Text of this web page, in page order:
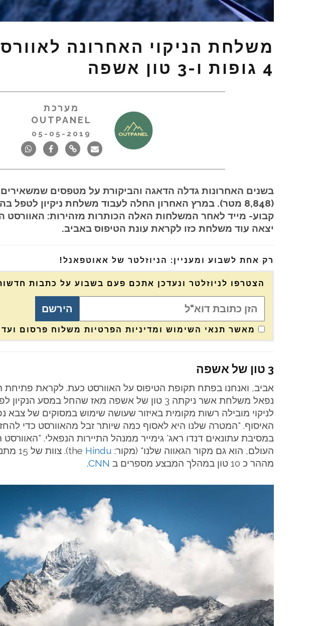
משלחת הניקוי האחרונה
4 גופות ו-3 טון אשפה
מערכת
OUTPANEL
05-05-2019
בשנים האחרונות גדלה הדאגה והביקורת על מטפסים
(8,848 מטר). במרץ האחרון החלה לעבוד משלחת ניקיון לטפל
קבוע- מייד לאחר המשלחות האלה הכותרות מזהירות: האוורסט
יצאה עוד משלחת כזו לקראת עונת הטיפוס באביב.
רק אחת לשבוע ומעניין: הניוזלטר של אאוטפאנל!
הצטרפו לניוזלטר ונעדכן אתכם פעם בשבוע על כתבות
מאשר תנאי השימוש ומדיניות הפרטיות משלוח פרסום
3 טון של אשפה
אביב, ואנחנו בפתח תקופת הטיפוס על האוורסט כעת. לקראת פתיחת
נפאל משלחת אשר ניקתה 3 טון של אשפה מאז שהחל במסע
לניקוי מובילה רשות מקומית באיזור שעושה שימוש במסוקים של צבא
האיסוף. "המטרה שלנו היא לאסוף כמה שיותר זבל מהאוורסט כדי
במסיבת עתונאים דנדו ראג' גימייר ממנהל התיירות הנפאלי.
העולם, הוא גם מקור הגאווה שלנו" (מקור: the Hindu
).
מההר כ 10 טון במהלך המבצע מספרים ב
CNN
.